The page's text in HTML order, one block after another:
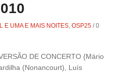
E UMA E MAIS NOITES, OSP25 /0
DE CONCERTO {Mário
(Nonancourt), Luís